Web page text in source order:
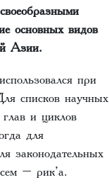
основных видов
Азии.
при
списков научных
и циклов
для
законодательных
– рик’а.